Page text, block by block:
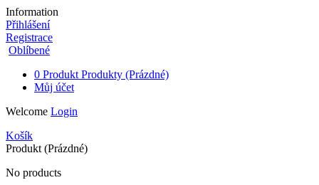
Information
Přihlášení
Registrace
Oblíbené
0 Produkt Produkty (Prázdné)
Můj účet
Welcome Login
Košík
Produkt (Prázdné)
No products